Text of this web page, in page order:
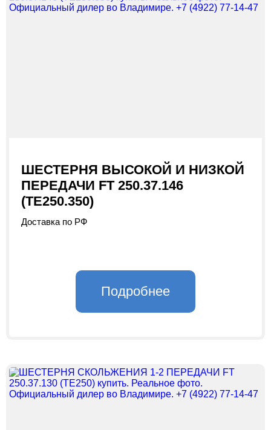
ШЕСТЕРНЯ ВЫСОКОЙ И НИЗКОЙ
ПЕРЕДАЧИ FT 250.37.146
(TE250.350)
Доставка по РФ
Подробнее